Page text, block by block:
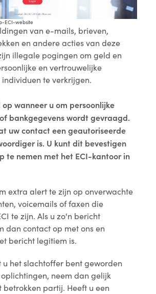
ECI-website
van e-mails, brieven,
en andere acties van deze
illegale pogingen om geld en
en vertrouwelijke
te verkrijgen.
wanneer u om persoonlijke
bankgegevens wordt gevraagd.
uw contact een geautoriseerde
is. U kunt dit bevestigen
te nemen met het ECI-kantoor in
extra alert te zijn op onverwachte
voicemails of faxen die
te zijn. Als u zo'n bericht
dan contact op met ons en
bericht legitiem is.
u het slachtoffer bent geworden
neem dan gelijk
betrokken partij. Heeft u een